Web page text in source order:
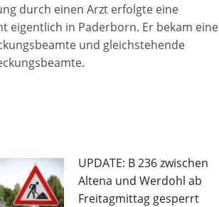
durch einen Arzt erfolgte eine
eigentlich in Paderborn. Er bekam eine
und gleichstehende
UPDATE: B 236 zwischen
Altena und Werdohl ab
Freitagmittag gesperrt